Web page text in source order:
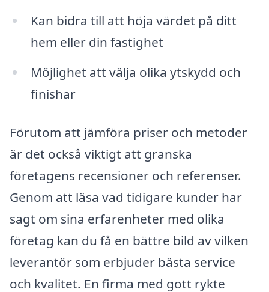
Kan bidra till att höja värdet på ditt
hem eller din fastighet
Möjlighet att välja olika ytskydd och
finishar
Förutom att jämföra priser och metoder
är det också viktigt att granska
företagens recensioner och referenser.
Genom att läsa vad tidigare kunder har
sagt om sina erfarenheter med olika
företag kan du få en bättre bild av vilken
leverantör som erbjuder bästa service
och kvalitet. En firma med gott rykte